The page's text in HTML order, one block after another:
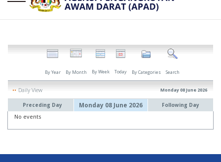
By Year By Month By Week Today By Categories Search
Daily View Monday 08 June 2026
Preceding Day Monday 08 June 2026 Following Day
No events